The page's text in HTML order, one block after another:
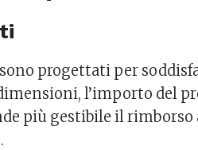
progettati per
l’importo del
più gestibile il rimborso